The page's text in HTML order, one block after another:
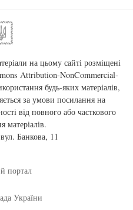
на цьому сайті розміщені
Attribution-NonCommercial-
будь-яких матеріалів,
за умови посилання на
від повного або часткового
матеріалів.
Банкова, 11
портал
України